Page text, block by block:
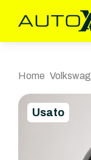
Home
Usato